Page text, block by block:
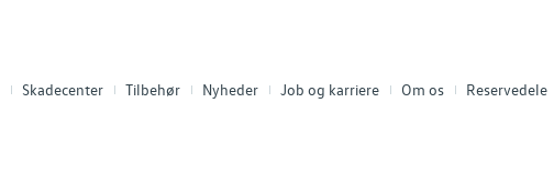
Skadecenter Tilbehør Nyheder Job og karriere Om os Reservedele